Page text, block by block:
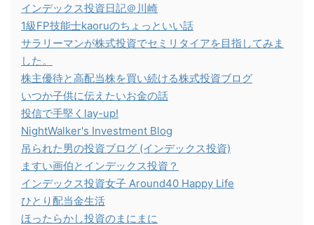
インデックス投資日記＠川崎
1級FP技能士kaoruのちょっといい話
サラリーマンが株式投資でセミリタイアを目指してみま
した。
株主優待と高配当株を買い続ける株式投資ブログ
いつか子供に伝えたいお金の話
投信で手堅くlay-up!
NightWalker's Investment Blog
吊られた男の投資ブログ (インデックス投資)
ますい画伯とインデックス投資？
インデックス投資女子 Around40 Happy Life
ひとり配当金生活
ほったらかし投資のまにまに